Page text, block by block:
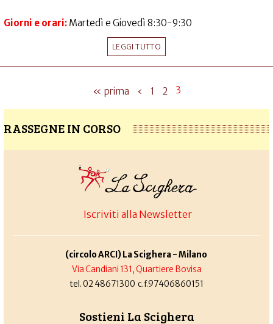
Giorni e orari: Martedì e Giovedì 8:30-9:30
LEGGI TUTTO
« prima ‹ 1 2 3
RASSEGNE IN CORSO
Iscriviti alla Newsletter
(circolo ARCI) La Scighera - Milano
Via Candiani 131, Quartiere Bovisa
tel. 02 48671300 c.f.97406860151
Sostieni La Scighera